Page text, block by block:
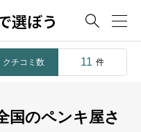
選ぼう 
クチコミ数 11 件
国のペンキ屋さ